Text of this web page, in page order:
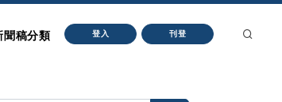
聞稿分類 登入 刊登